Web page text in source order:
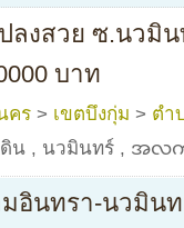
งสวย ซ.นวมิน
บาท
คร > เขตบึงกุ่ม > ตำ
น , นวมินทร์ , အလ
อินทรา-นวมินท